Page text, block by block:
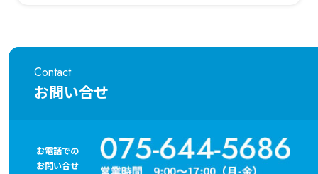
Contact
お問い合せ
お電話での
お問い合せ